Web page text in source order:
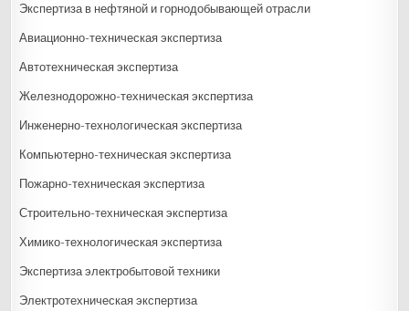
Экспертиза в нефтяной и горнодобывающей отрасли
Авиационно-техническая экспертиза
Автотехническая экспертиза
Железнодорожно-техническая экспертиза
Инженерно-технологическая экспертиза
Компьютерно-техническая экспертиза
Пожарно-техническая экспертиза
Строительно-техническая экспертиза
Химико-технологическая экспертиза
Экспертиза электробытовой техники
Электротехническая экспертиза